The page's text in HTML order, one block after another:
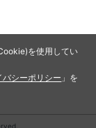
を使用してい
バシーポリシー 」を